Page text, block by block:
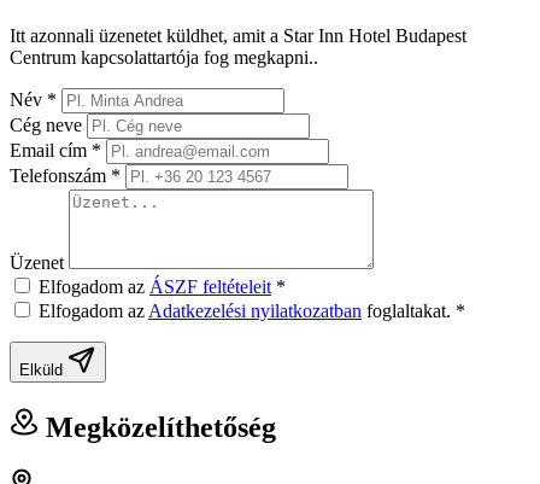
Itt azonnali üzenetet küldhet, amit a Star Inn Hotel Budapest
Centrum kapcsolattartója fog megkapni..
Név *
Cég neve
Email cím *
Telefonszám *
Üzenet
Elfogadom az ÁSZF feltételeit *
Elfogadom az Adatkezelési nyilatkozatban foglaltakat. *
Elküld
Megközelíthetőség